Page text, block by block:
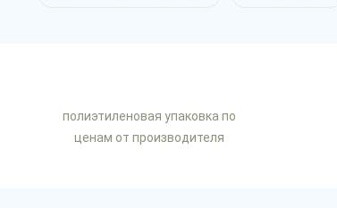
полиэтиленовая упаковка по
ценам от производителя